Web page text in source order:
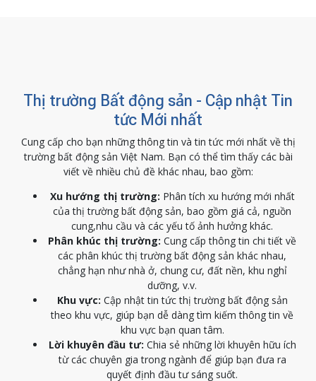
Thị trường Bất động sản - Cập nhật Tin
tức Mới nhất
Cung cấp cho bạn những thông tin và tin tức mới nhất về thị
trường bất động sản Việt Nam. Bạn có thể tìm thấy các bài
viết về nhiều chủ đề khác nhau, bao gồm:
Xu hướng thị trường: Phân tích xu hướng mới nhất
của thị trường bất động sản, bao gồm giá cả, nguồn
cung,nhu cầu và các yếu tố ảnh hưởng khác.
Phân khúc thị trường: Cung cấp thông tin chi tiết về
các phân khúc thị trường bất động sản khác nhau,
chẳng hạn như nhà ở, chung cư, đất nền, khu nghỉ
dưỡng, v.v.
Khu vực: Cập nhật tin tức thị trường bất động sản
theo khu vực, giúp bạn dễ dàng tìm kiếm thông tin về
khu vực bạn quan tâm.
Lời khuyên đầu tư: Chia sẻ những lời khuyên hữu ích
từ các chuyên gia trong ngành để giúp bạn đưa ra
quyết định đầu tư sáng suốt.